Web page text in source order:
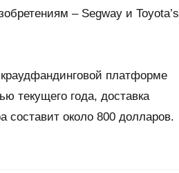
– Segway и Toyota’s
платформе
текущего года, доставка
составит около 800 долларов.